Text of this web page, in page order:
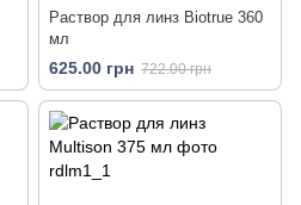
Раствор для линз Biotrue 360
мл
625.00 грн 722.00 грн